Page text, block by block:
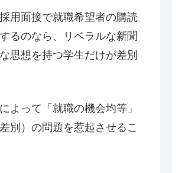
用面接で就職希望者の購読
るのなら、リベラルな新聞
思想を持つ学生だけが差別
よって「就職の機会均等」
別）の問題を惹起させるこ